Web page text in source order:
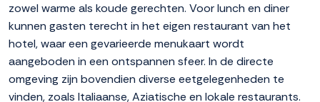
zowel warme als koude gerechten. Voor lunch en diner
kunnen gasten terecht in het eigen restaurant van het
hotel, waar een gevarieerde menukaart wordt
aangeboden in een ontspannen sfeer. In de directe
omgeving zijn bovendien diverse eetgelegenheden te
vinden, zoals Italiaanse, Aziatische en lokale restaurants.